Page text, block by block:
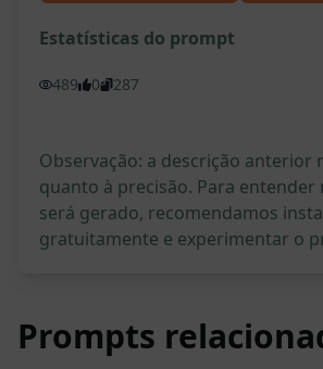
Estatísticas do prompt
489 0 287
Observação: a descrição anterior
quanto à precisão. Para entender
será gerado, recomendamos
gratuitamente e experimentar o
Prompts